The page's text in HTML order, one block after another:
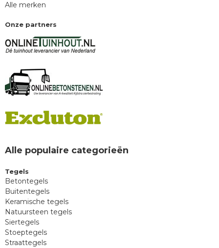
Alle merken
Onze partners
Alle populaire categorieën
Tegels
Betontegels
Buitentegels
Keramische tegels
Natuursteen tegels
Siertegels
Stoeptegels
Straattegels